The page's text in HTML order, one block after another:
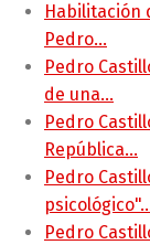
Habilitación
Pedro…
Pedro
de una…
Pedro
República…
Pedro
Pedro